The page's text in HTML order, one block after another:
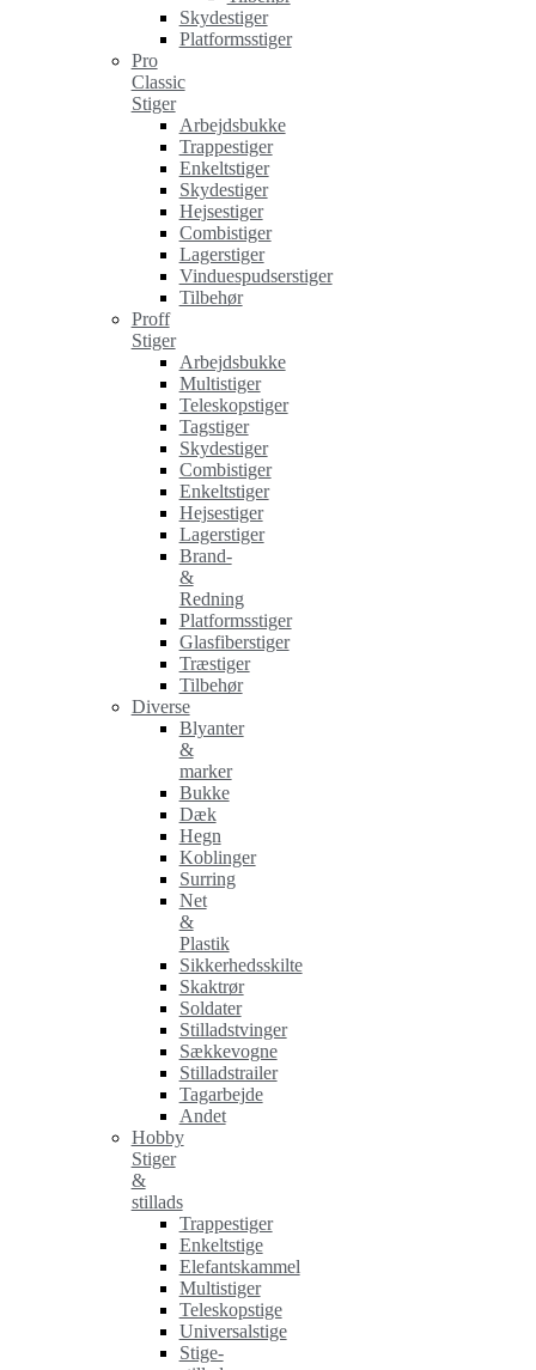
Skydestiger
Platformsstiger
Pro
Classic
Stiger
Arbejdsbukke
Trappestiger
Enkeltstiger
Skydestiger
Hejsestiger
Combistiger
Lagerstiger
Vinduespudserstiger
Tilbehør
Proff
Stiger
Arbejdsbukke
Multistiger
Teleskopstiger
Tagstiger
Skydestiger
Combistiger
Enkeltstiger
Hejsestiger
Lagerstiger
Brand-
&
Redning
Platformsstiger
Glasfiberstiger
Træstiger
Tilbehør
Diverse
Blyanter
&
marker
Bukke
Dæk
Hegn
Koblinger
Surring
Net
&
Plastik
Sikkerhedsskilte
Skaktrør
Soldater
Stilladstvinger
Sækkevogne
Stilladstrailer
Tagarbejde
Andet
Hobby
Stiger
&
stillads
Trappestiger
Enkeltstige
Elefantskammel
Multistiger
Teleskopstige
Universalstige
Stige-